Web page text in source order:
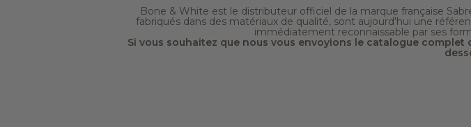
Bone & White est le distributeur officiel de la marque française
fabriqués dans des matériaux de qualité, sont aujourd'hui une
immédiatement reconnaissable par ses
Si vous souhaitez que nous vous envoyions le catalogue